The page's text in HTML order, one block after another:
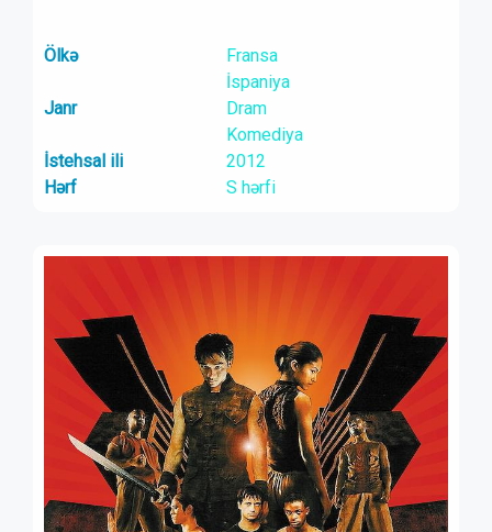
Ölkə
Fransa
İspaniya
Janr
Dram
Komediya
İstehsal ili
2012
Hərf
S hərfi